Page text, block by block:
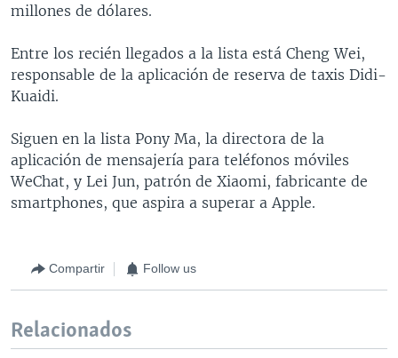
millones de dólares.
Entre los recién llegados a la lista está Cheng Wei,
responsable de la aplicación de reserva de taxis Didi-
Kuaidi.
Siguen en la lista Pony Ma, la directora de la
aplicación de mensajería para teléfonos móviles
WeChat, y Lei Jun, patrón de Xiaomi, fabricante de
smartphones, que aspira a superar a Apple.
Compartir Follow us
Relacionados